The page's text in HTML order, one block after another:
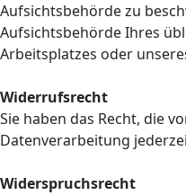
Aufsichtsbehörde zu
Aufsichtsbehörde Ihres
Arbeitsplatzes oder
Widerrufsrecht
Sie haben das Recht, die
Datenverarbeitung
Widerspruchsrecht